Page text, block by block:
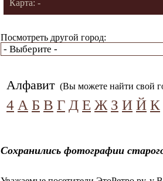
Карта: -
Посмотреть другой город:
Алфавит (Вы можете найти свой
4 А Б В Г Д Е Ж З И Й К
Сохранились фотографии